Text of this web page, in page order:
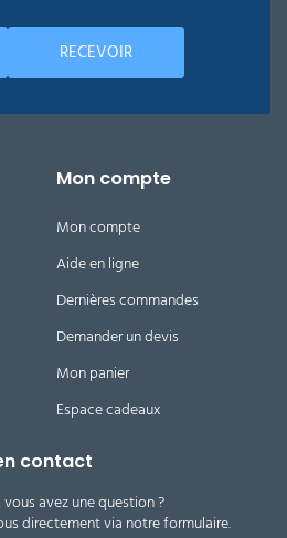
RECEVOIR
Mon compte
Mon compte
Aide en ligne
Dernières commandes
Demander un devis
Mon panier
Espace cadeaux
contact
avez une question ?
directement via notre formulaire.